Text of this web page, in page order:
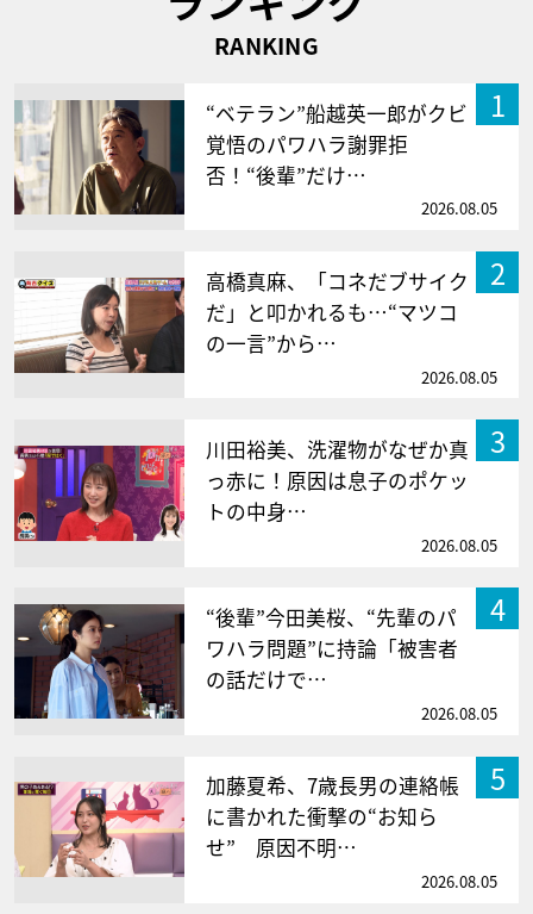
RANKING
1
“ベテラン”船越英一郎がクビ
覚悟のパワハラ謝罪拒
否！“後輩”だけ…
2026.08.05
2
高橋真麻、「コネだブサイク
だ」と叩かれるも…“マツコ
の一言”から…
2026.08.05
3
川田裕美、洗濯物がなぜか真
っ赤に！原因は息子のポケッ
トの中身…
2026.08.05
4
“後輩”今田美桜、“先輩のパ
ワハラ問題”に持論「被害者
の話だけで…
2026.08.05
5
加藤夏希、7歳長男の連絡帳
に書かれた衝撃の“お知ら
せ” 原因不明…
2026.08.05